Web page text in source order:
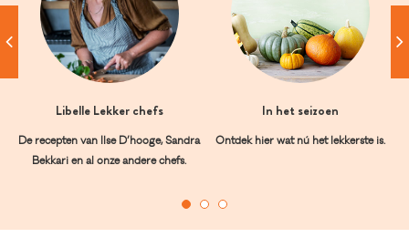
Libelle Lekker chefs
De recepten van Ilse D’hooge, Sandra
Bekkari en al onze andere chefs.
In het seizoen
Ontdek hier wat nú het lekkerste is.